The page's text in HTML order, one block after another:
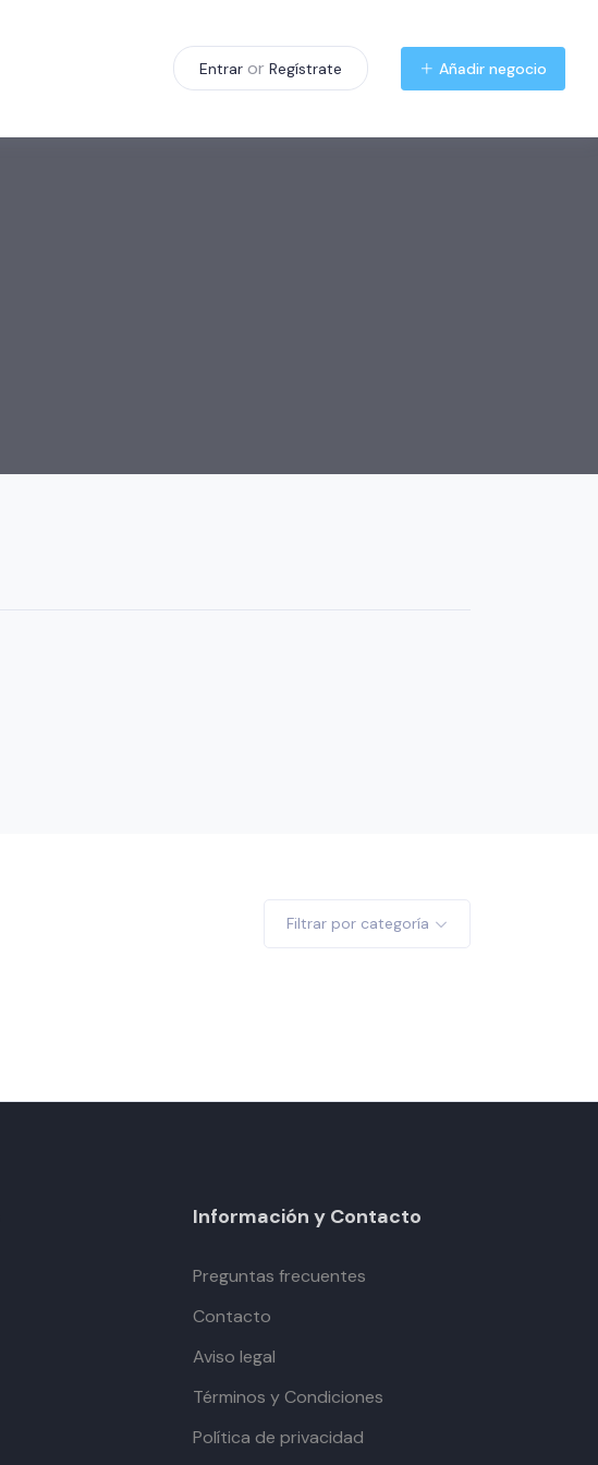
Entrar or Regístrate Añadir negocio
Filtrar por categoría
Información y Contacto
Preguntas frecuentes
Contacto
Aviso legal
Términos y Condiciones
Política de privacidad